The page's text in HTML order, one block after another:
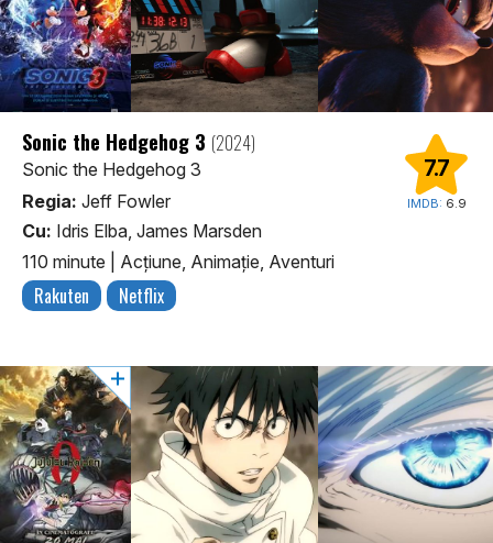
7.7
IMDB: 6.9
Sonic the Hedgehog 3 (2024)
Sonic the Hedgehog 3
Regia: Jeff Fowler
Cu: Idris Elba, James Marsden
110 minute
Acţiune, Animaţie, Aventuri
Rakuten Netflix